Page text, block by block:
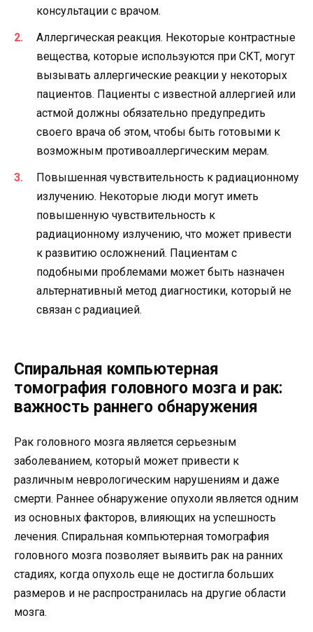
консультации с врачом.
Аллергическая реакция. Некоторые контрастные
вещества, которые используются при СКТ, могут
вызывать аллергические реакции у некоторых
пациентов. Пациенты с известной аллергией или
астмой должны обязательно предупредить
своего врача об этом, чтобы быть готовыми к
возможным противоаллергическим мерам.
Повышенная чувствительность к радиационному
излучению. Некоторые люди могут иметь
повышенную чувствительность к
радиационному излучению, что может привести
к развитию осложнений. Пациентам с
подобными проблемами может быть назначен
альтернативный метод диагностики, который не
связан с радиацией.
Спиральная компьютерная
томография головного мозга и рак:
важность раннего обнаружения
Рак головного мозга является серьезным
заболеванием, который может привести к
различным неврологическим нарушениям и даже
смерти. Раннее обнаружение опухоли является одним
из основных факторов, влияющих на успешность
лечения. Спиральная компьютерная томография
головного мозга позволяет выявить рак на ранних
стадиях, когда опухоль еще не достигла больших
размеров и не распространилась на другие области
мозга.